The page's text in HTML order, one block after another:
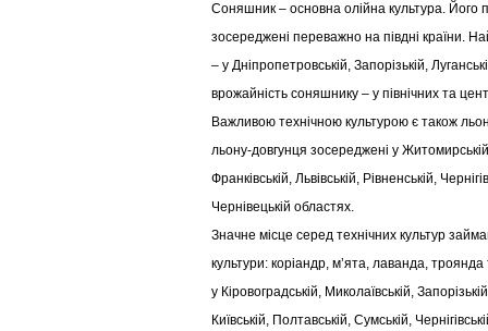
Соняшник – основна олійна культура. Його
зосереджені переважно на півдні країни.
– у Дніпропетровській, Запорізькій,
врожайність соняшнику – у північних та
Важливою технічною культурою є також
льону-довгунця зосереджені у Житомирській,
Франківській, Львівській, Рівненській,
Чернівецькій областях.
Значне місце серед технічних культур
культури: коріандр, м’ята, лаванда,
у Кіровоградській, Миколаївській,
Київській, Полтавській, Сумській,